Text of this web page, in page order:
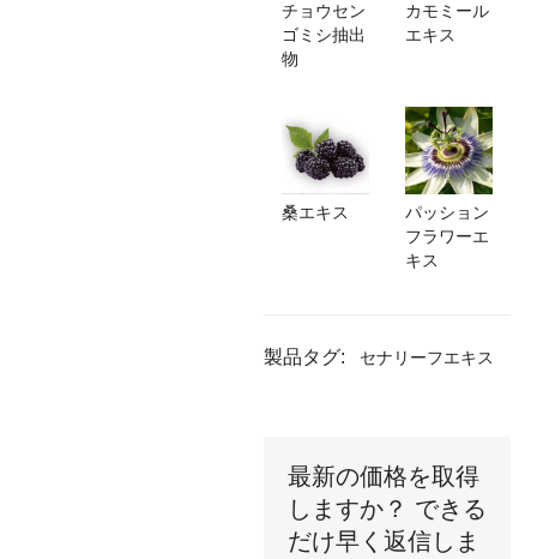
チョウセン
ゴミシ抽出
物
カモミール
エキス
桑エキス
パッション
フラワーエ
キス
製品タグ: セナリーフエキス
最新の価格を取得
しますか？ できる
だけ早く返信しま